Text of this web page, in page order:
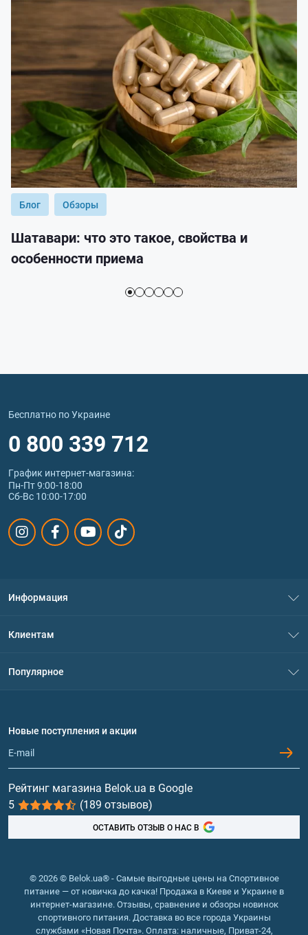
Блог Обзоры
Шатавари: что это такое, свойства и
особенности приема
Бесплатно по Украине
0 800 339 712
График интернет‑магазина:
Пн-Пт 9:00-18:00
Сб-Вс 10:00-17:00
Информация
Политика конфиденциальности
Обмен и возврат
Клиентам
Популярное
Протеин
Гейнеры
Витамины и минералы
Рыбий жир, жирные кислоты
Новые поступления и акции
Рейтинг магазина Belok.ua в Google
5
(189 отзывов)
ОСТАВИТЬ ОТЗЫВ О НАС В
© 2026 © Belok.ua® - Самые выгодные цены на Спортивное
питание — от новичка до качка! Продажа в Киеве и Украине в
интернет-магазине. Отзывы, сравнение и обзоры новинок
спортивного питания. Доставка во все города Украины
службами «Новая Почта». Оплата: наличные, Приват-24,